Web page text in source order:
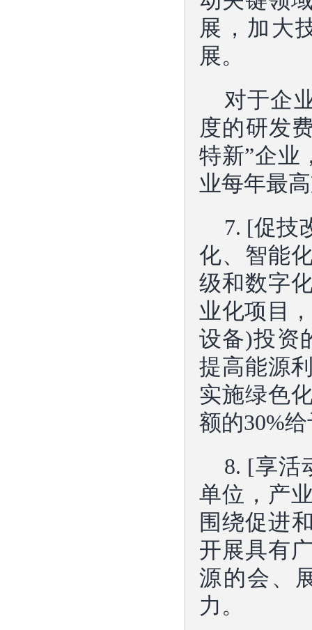
展，加大
展。
对于企
度的研发
特新”企业
业每年最
7. [促技
化、智能
级和数字
业化项目
设备)投资
提高能源
实施绿色
额的30%
8. [享活
单位，产
围绕促进
开展具有
源的会、
力。